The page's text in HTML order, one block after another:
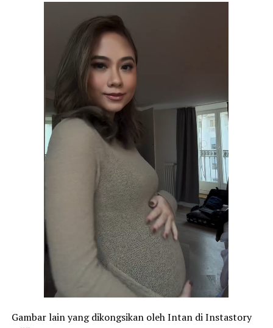
Gambar lain yang dikongsikan oleh Intan di Instastory